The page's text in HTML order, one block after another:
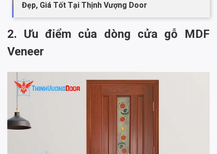
Đẹp, Giá Tốt Tại Thịnh Vượng Door
2. Ưu điểm của dòng cửa gỗ MDF
Veneer